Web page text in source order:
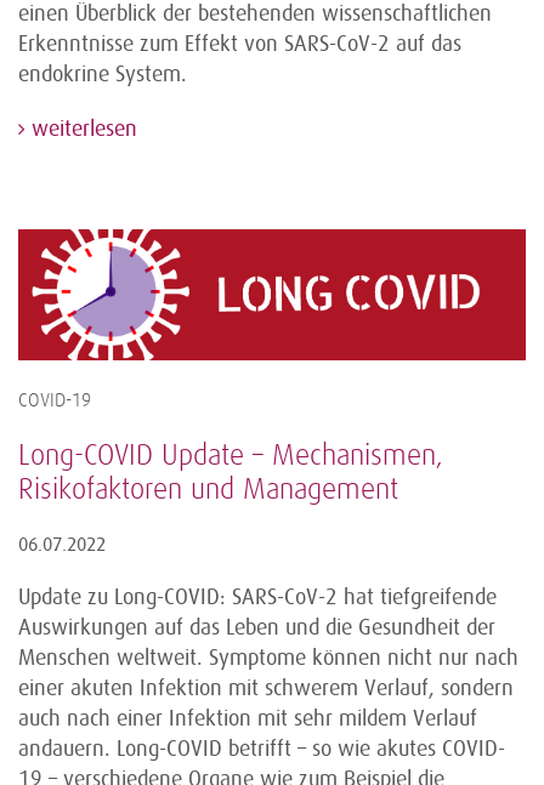
einen Überblick der bestehenden wissenschaftlichen
Erkenntnisse zum Effekt von SARS-CoV-2 auf das
endokrine System.
weiterlesen
COVID-19
Long-COVID Update – Mechanismen,
Risikofaktoren und Management
06.07.2022
Update zu Long-COVID: SARS-CoV-2 hat tiefgreifende
Auswirkungen auf das Leben und die Gesundheit der
Menschen weltweit. Symptome können nicht nur nach
einer akuten Infektion mit schwerem Verlauf, sondern
auch nach einer Infektion mit sehr mildem Verlauf
andauern. Long-COVID betrifft – so wie akutes COVID-
19 – verschiedene Organe wie zum Beispiel die